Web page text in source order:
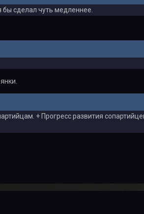
сделал чуть медленнее.
+ Прогресс развития